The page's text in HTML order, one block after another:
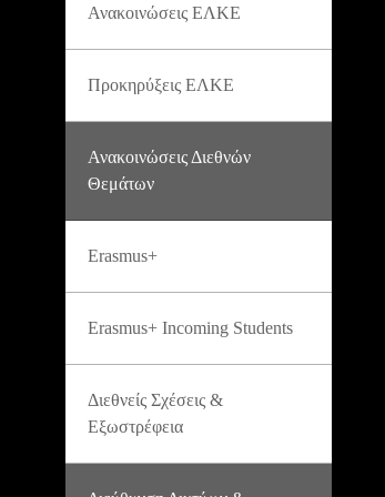
Ανακοινώσεις ΕΛΚΕ
Προκηρύξεις ΕΛΚΕ
Ανακοινώσεις Διεθνών
Θεμάτων
Erasmus+
Erasmus+ Incoming Students
Διεθνείς Σχέσεις &
Εξωστρέφεια